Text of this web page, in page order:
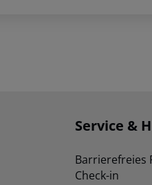
Service &
Barrierefreies
Check-in